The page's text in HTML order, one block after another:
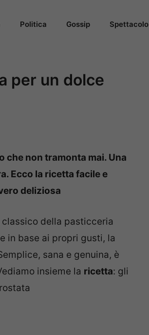
Politica Gossip Spettacolo
per un dolce
che non tramonta mai. Una
Ecco la ricetta facile e
deliziosa
classico della pasticceria
in base ai propri gusti, la
sana e genuina, è
insieme la ricetta: gli